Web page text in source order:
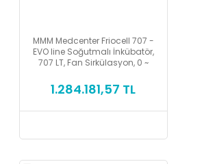
MMM Medcenter Friocell 707 -
EVO line Soğutmalı İnkübatör,
707 LT, Fan Sirkülasyon, 0 ~
Standart Raf
1.284.181,57 TL